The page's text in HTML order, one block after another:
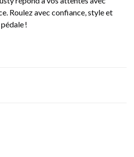
Roulez avec confiance, style et
!